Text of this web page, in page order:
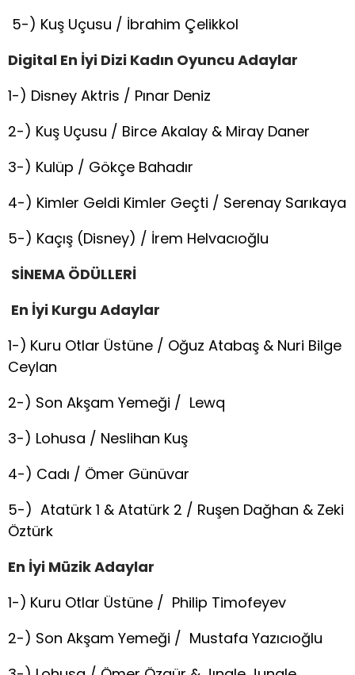
5-) Kuş Uçusu / İbrahim Çelikkol
Digital En İyi Dizi Kadın Oyuncu Adaylar
1-) Disney Aktris / Pınar Deniz
2-) Kuş Uçusu / Birce Akalay & Miray Daner
3-) Kulüp / Gökçe Bahadır
4-) Kimler Geldi Kimler Geçti / Serenay Sarıkaya
5-) Kaçış (Disney) / İrem Helvacıoğlu
SİNEMA ÖDÜLLERİ
En İyi Kurgu Adaylar
1-) Kuru Otlar Üstüne / Oğuz Atabaş & Nuri Bilge
Ceylan
2-) Son Akşam Yemeği / Lewq
3-) Lohusa / Neslihan Kuş
4-) Cadı / Ömer Günüvar
5-) Atatürk 1 & Atatürk 2 / Ruşen Dağhan & Zeki
Öztürk
En İyi Müzik Adaylar
1-) Kuru Otlar Üstüne / Philip Timofeyev
2-) Son Akşam Yemeği / Mustafa Yazıcıoğlu